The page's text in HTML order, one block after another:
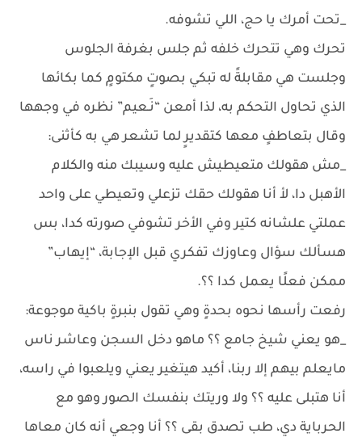
_تحت أمرك يا حج، اللي تشوفه.
تحرك وهي تتحرك خلفه ثم جلس بغرفة الجلوس
وجلست هي مقابلةً له تبكي بصوتٍ مكتومٍ كما بكائها
الذي تحاول التحكم به، لذا أمعن “نَـعيم” نظره في وجهها
وقال بتعاطفٍ معها كتقديرٍ لما تشعر هي به كأثنى:
_مش هقولك متعيطيش عليه وسيبك منه والكلام
الأهبل دا، لأ أنا هقولك حقك تزعلي وتعيطي على واحد
عملتي علشانه كتير وفي الأخر تشوفي صورته كدا، بس
هسألك سؤال وعاوزك تفكري قبل الإجابة، “إيهاب”
ممكن فعلًا يعمل كدا ؟؟.
رفعت رأسها نحوه بحدةٍ وهي تقول بنبرةٍ باكية موجوعة:
_هو يعني شيخ جامع ؟؟ ماهو دخل السجن وعاشر ناس
مايعلم بيهم إلا ربنا، أكيد هيتغير يعني ويلعبوا في راسه،
أنا هتبلى عليه ؟؟ ولا وريتك بنفسك الصور وهو مع
الحرباية دي، طب تصدق بقى ؟؟ أنا وجعي أنه كان معاها